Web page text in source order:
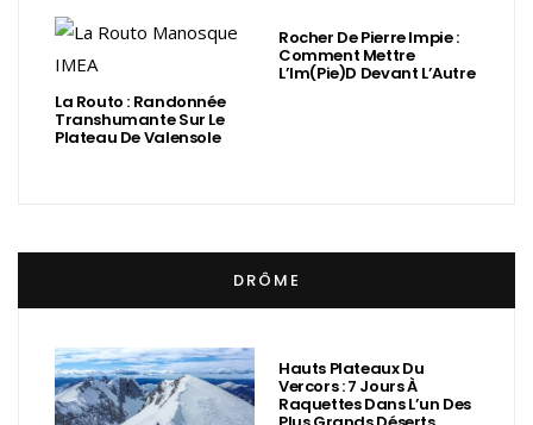
La Routo : Randonnée
Transhumante Sur Le
Plateau De Valensole
Rocher De Pierre Impie :
Comment Mettre
L’Im(Pie)d Devant L’Autre
DRÔME
Hauts Plateaux Du
Vercors : 7 Jours À
Raquettes Dans L’un Des